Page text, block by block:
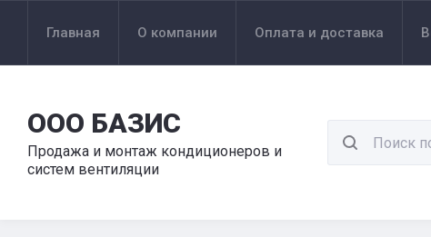
Главная О компании Оплата и доставка
ООО БАЗИС
Продажа и монтаж кондиционеров и
систем вентиляции